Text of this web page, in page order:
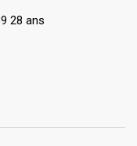
28 ans